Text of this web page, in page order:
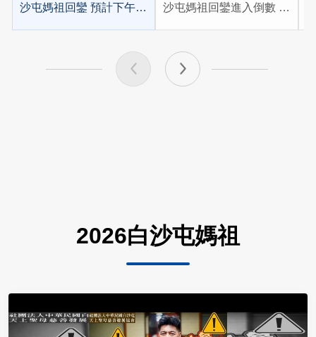
沙屯媽祖回鑾 預計下午
沙屯媽祖回鑾進入倒數 預
2026白沙屯媽祖